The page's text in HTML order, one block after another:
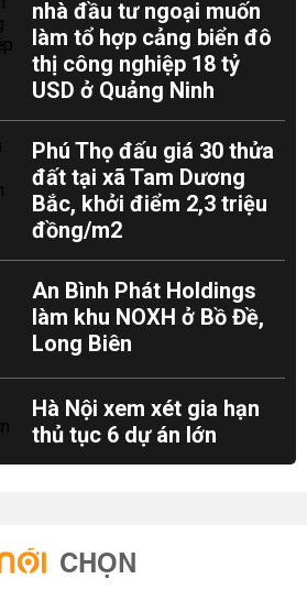
nhà đầu tư ngoại muốn
làm tổ hợp cảng biển đô
thị công nghiệp 18 tỷ
USD ở Quảng Ninh
Phú Thọ đấu giá 30 thửa
đất tại xã Tam Dương
Bắc, khởi điểm 2,3 triệu
đồng/m2
An Bình Phát Holdings
làm khu NOXH ở Bồ Đề,
Long Biên
Hà Nội xem xét gia hạn
thủ tục 6 dự án lớn
CHỌN